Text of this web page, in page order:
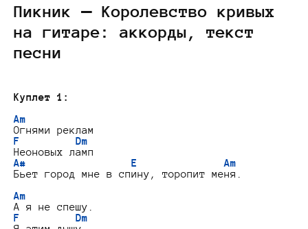
Пикник — Королевство кривых
на гитаре: аккорды, текст
песни
Куплет 1:
Am
F
Dm
A#
E
Am
Бьет город мне в спину, торопит меня.
Am
F
Dm